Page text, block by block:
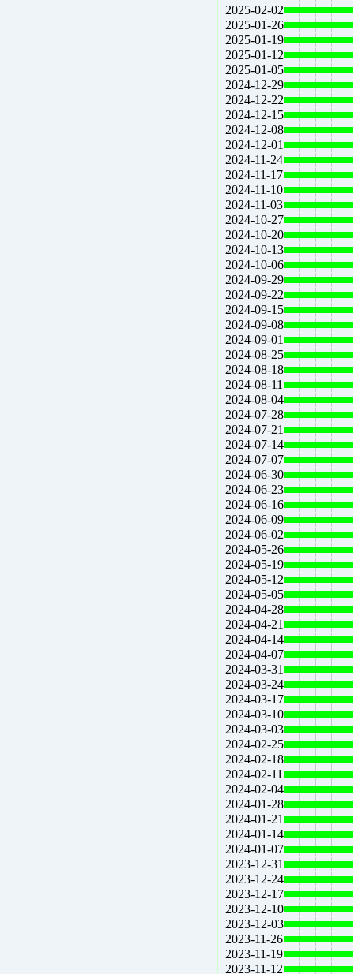
2025-02-02
2025-01-26
2025-01-19
2025-01-12
2025-01-05
2024-12-29
2024-12-22
2024-12-15
2024-12-08
2024-12-01
2024-11-24
2024-11-17
2024-11-10
2024-11-03
2024-10-27
2024-10-20
2024-10-13
2024-10-06
2024-09-29
2024-09-22
2024-09-15
2024-09-08
2024-09-01
2024-08-25
2024-08-18
2024-08-11
2024-08-04
2024-07-28
2024-07-21
2024-07-14
2024-07-07
2024-06-30
2024-06-23
2024-06-16
2024-06-09
2024-06-02
2024-05-26
2024-05-19
2024-05-12
2024-05-05
2024-04-28
2024-04-21
2024-04-14
2024-04-07
2024-03-31
2024-03-24
2024-03-17
2024-03-10
2024-03-03
2024-02-25
2024-02-18
2024-02-11
2024-02-04
2024-01-28
2024-01-21
2024-01-14
2024-01-07
2023-12-31
2023-12-24
2023-12-17
2023-12-10
2023-12-03
2023-11-26
2023-11-19
2023-11-12